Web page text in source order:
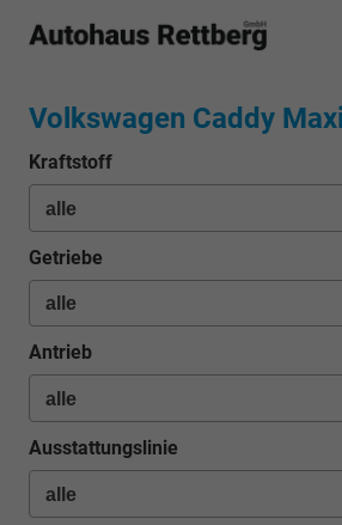
Volkswagen Caddy Maxi
Kraftstoff
Getriebe
Antrieb
Ausstattungslinie